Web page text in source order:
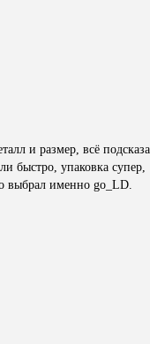
и размер, всё
быстро, упаковка супер,
выбрал именно go_LD.